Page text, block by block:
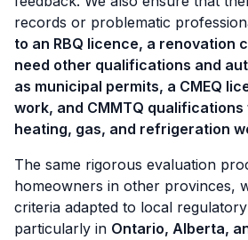
records or problematic
to an RBQ licence, a renovation
need other qualifications and
as municipal permits, a CMEQ
work, and CMMTQ
heating, gas, and refrigeration
The same rigorous evaluation
homeowners in other provinces,
criteria adapted to local
particularly in Ontario, Alberta,